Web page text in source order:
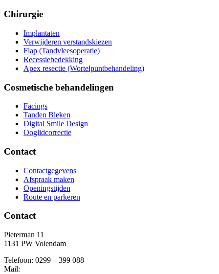
Chirurgie
Implantaten
Verwijderen verstandskiezen
Flap (Tandvleesoperatie)
Recessiebedekking
Apex resectie (Wortelpuntbehandeling)
Cosmetische behandelingen
Facings
Tanden Bleken
Digital Smile Design
Ooglidcorrectie
Contact
Contactgegevens
Afspraak maken
Openingstijden
Route en parkeren
Contact
Pieterman 11
1131 PW Volendam
Telefoon: 0299 – 399 088
Mail: